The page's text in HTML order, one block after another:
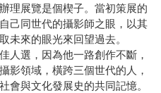
理展覽是個楔子。當初策展的
己同世代的攝影師之眼，以其
未來的眼光來回望過去。
人選，因為他一路創作不斷，
影領域，橫跨三個世代的人，
會與文化發展史的共同記憶。